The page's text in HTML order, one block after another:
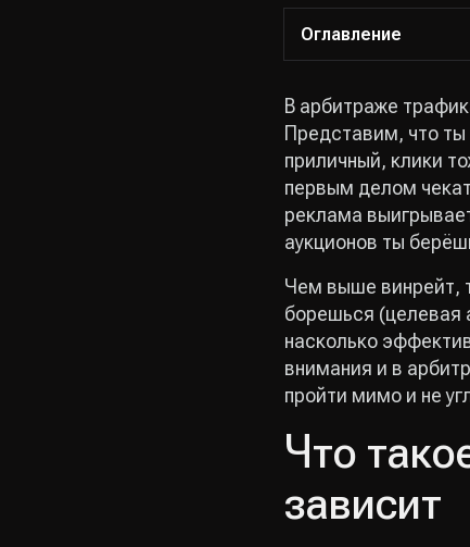
Оглавление
В арбитраже
Представим, что
приличный, клики
первым делом
реклама
аукционов ты
Чем выше винрейт,
борешься (целевая
насколько
внимания и в
пройти мимо и не
Что
зависит